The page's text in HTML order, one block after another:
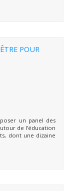
POUR
un panel des
de l’éducation
dont une dizaine